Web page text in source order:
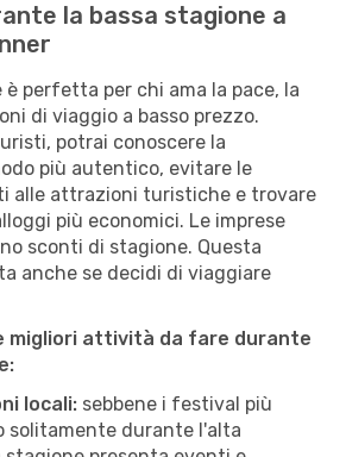
la bassa stagione a
è perfetta per chi ama la pace, la
di viaggio a basso prezzo.
potrai conoscere la
più autentico, evitare le
alle attrazioni turistiche e trovare
più economici. Le imprese
sconti di stagione. Questa
anche se decidi di viaggiare
migliori attività da fare durante
locali: sebbene i festival più
solitamente durante l'alta